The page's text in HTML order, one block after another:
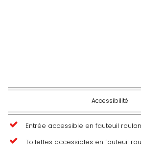
Accessibilité
Entrée accessible en fauteuil
Toilettes accessibles en fauteuil